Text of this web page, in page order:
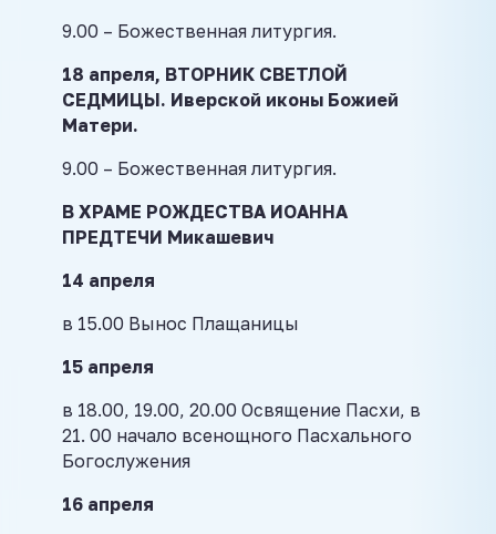
9.00 – Божественная литургия.
18 апреля, ВТОРНИК СВЕТЛОЙ
СЕДМИЦЫ. Иверской иконы Божией
Матери.
9.00 – Божественная литургия.
В ХРАМЕ РОЖДЕСТВА ИОАННА
ПРЕДТЕЧИ Микашевич
14 апреля
в 15.00 Вынос Плащаницы
15 апреля
в 18.00, 19.00, 20.00 Освящение Пасхи, в
21. 00 начало всенощного Пасхального
Богослужения
16 апреля